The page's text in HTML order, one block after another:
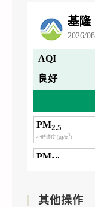
其他操作